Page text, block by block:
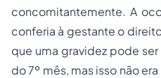
concomitantemente. A
conferia à gestante o
que uma gravidez pode
do 7º mês, mas isso não